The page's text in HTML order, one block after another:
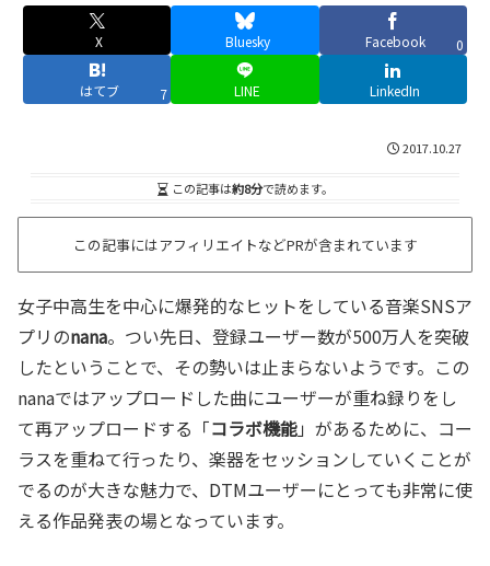
X Bluesky Facebook 0
はてブ 7 LINE LinkedIn
2017.10.27
この記事は約8分で読めます。
この記事にはアフィリエイトなどPRが含まれています
女子中高生を中心に爆発的なヒットをしている音楽SNSア
プリのnana。つい先日、登録ユーザー数が500万人を突破
したということで、その勢いは止まらないようです。この
nanaではアップロードした曲にユーザーが重ね録りをし
て再アップロードする「コラボ機能」があるために、コー
ラスを重ねて行ったり、楽器をセッションしていくことが
でるのが大きな魅力で、DTMユーザーにとっても非常に使
える作品発表の場となっています。